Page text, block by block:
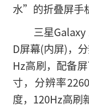
水”的折叠屏手
三星
D屏幕(内屏)，
Hz高刷，配备
寸，分辨率
度，120Hz高刷